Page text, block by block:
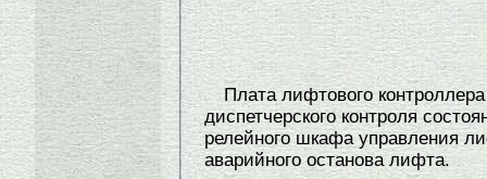
Плата лифтового
диспетчерского контроля
релейного шкафа управления
аварийного останова лифта.